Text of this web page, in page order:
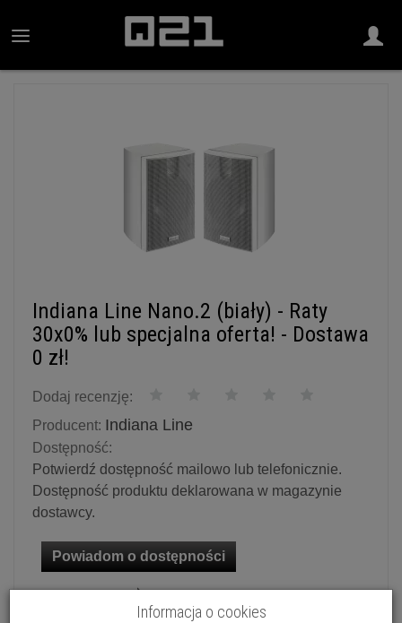
Indiana Line Nano.2 (biały) - Raty
30x0% lub specjalna oferta! - Dostawa
0 zł!
Dodaj recenzję:
Producent: Indiana Line
Dostępność:
Potwierdź dostępność mailowo lub telefonicznie.
Dostępność produktu deklarowana w magazynie
dostawcy.
Powiadom o dostępności
Informacja o cookies